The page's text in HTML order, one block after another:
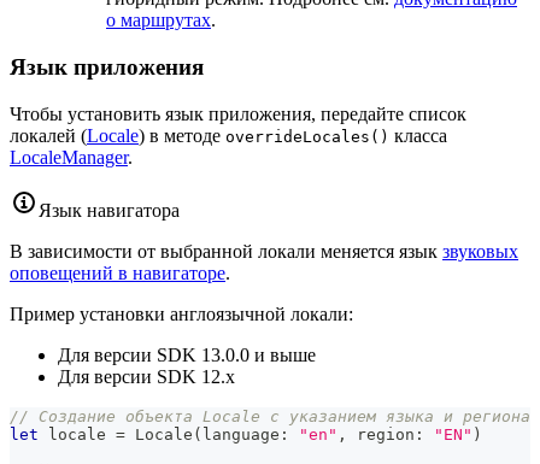
о маршрутах.
Язык приложения
Чтобы установить язык приложения, передайте список
локалей (Locale) в методе overrideLocales() класса
LocaleManager.
Язык навигатора
В зависимости от выбранной локали меняется язык звуковых
оповещений в навигаторе.
Пример установки англоязычной локали:
Для версии SDK 13.0.0 и выше
Для версии SDK 12.x
// Создание объекта Locale с указанием языка и региона
let locale = Locale ( language : "en" , region : "EN" )